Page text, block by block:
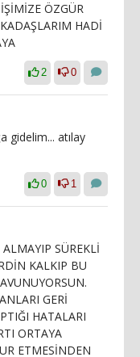
ÖZGÜR
HADİ
2 0
gidelim... atılay
0 1
SÜREKLİ
KALKIP BU
GERİ
HATALARI
ORTAYA
ETMESİNDEN